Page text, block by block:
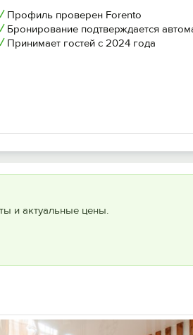
Профиль проверен Forento
Бронирование подтверждается
Принимает гостей с 2024 года
и актуальные цены.